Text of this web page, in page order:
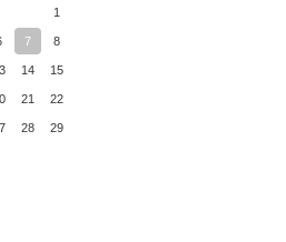
1
7 8
14 15
21 22
28 29